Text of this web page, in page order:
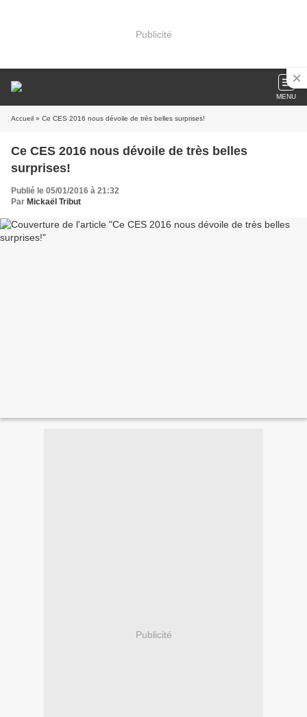
Publicité
MENU
Accueil » Ce CES 2016 nous dévoile de très belles surprises!
Ce CES 2016 nous dévoile de très belles
surprises!
Publié le 05/01/2016 à 21:32
Par Mickaël Tribut
Publicité